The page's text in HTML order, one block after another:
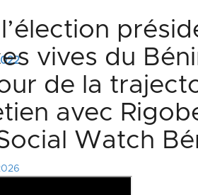
vives du
de la
avec
Watch